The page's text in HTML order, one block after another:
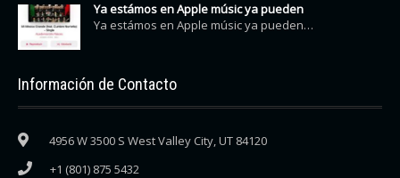
Ya estámos en Apple músic ya pueden
Ya estámos en Apple músic ya pueden…
Información de Contacto
4956 W 3500 S West Valley City, UT 84120
+1 (801) 875 5432